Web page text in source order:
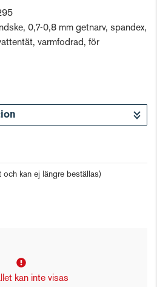
0,7-0,8 mm getnarv, spandex,
varmfodrad, för
och kan ej längre beställas)
kan inte visas